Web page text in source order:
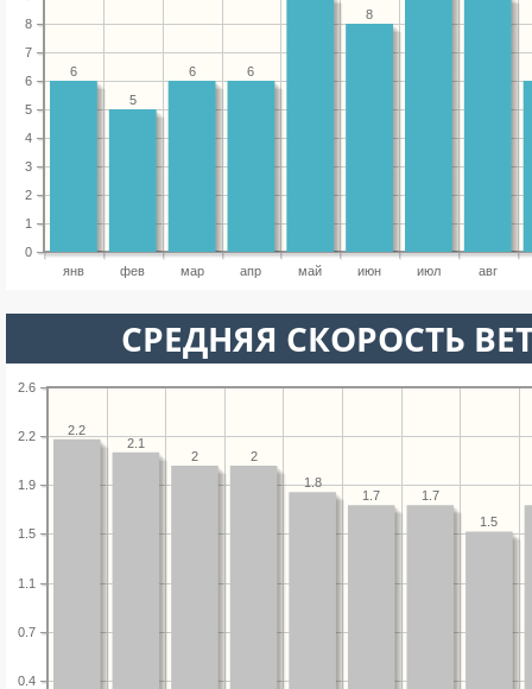
янв фев мар апр май июн июл авг
0
1
2
3
4
5
6
7
8
8
6
6
5
6
СРЕДНЯЯ СКОРОСТЬ
0.4
0.7
1.1
1.5
1.9
2.2
2.6
1.5
1.7
1.7
1.8
2
2
2.1
2.2